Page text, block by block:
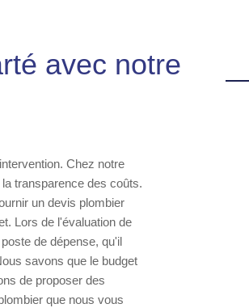
avec notre
Chez notre
transparence des coûts.
un devis plombier
Lors de l'évaluation de
de dépense, qu'il
savons que le budget
de proposer des
que nous vous